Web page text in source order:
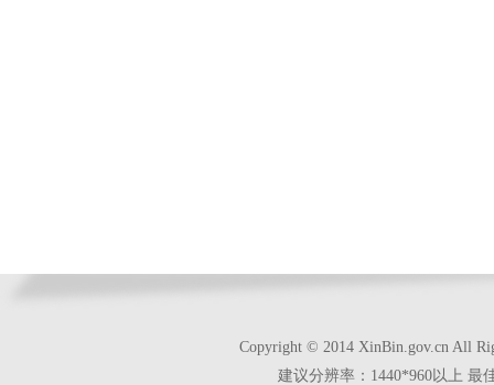
Copyright © 2014 XinBin.gov.cn All
建议分辨率：1440*960以上 最